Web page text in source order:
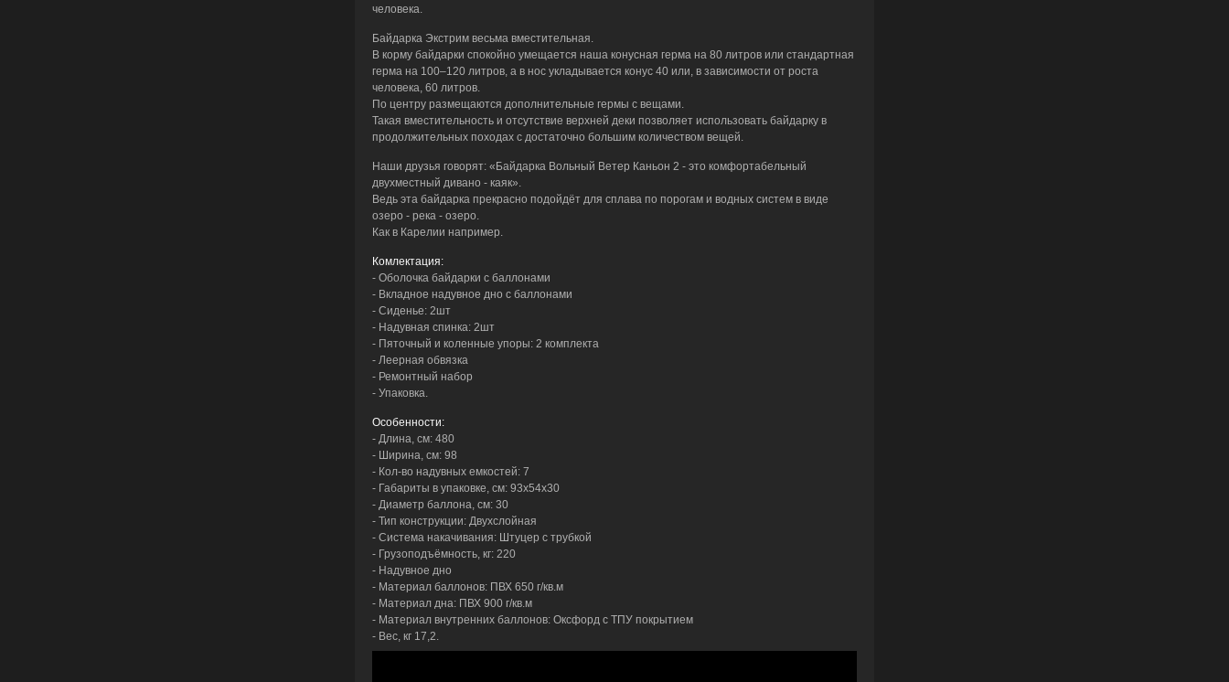
человека.
Байдарка Экстрим весьма вместительная.
В корму байдарки спокойно умещается наша конусная герма на 80 литров или стандартная
герма на 100–120 литров, а в нос укладывается конус 40 или, в зависимости от роста
человека, 60 литров.
По центру размещаются дополнительные гермы с вещами.
Такая вместительность и отсутствие верхней деки позволяет использовать байдарку в
продолжительных походах с достаточно большим количеством вещей.
Наши друзья говорят: «Байдарка Вольный Ветер Каньон 2 - это комфортабельный
двухместный дивано - каяк».
Ведь эта байдарка прекрасно подойдёт для сплава по порогам и водных систем в виде
озеро - река - озеро.
Как в Карелии например.
Комлектация:
- Оболочка байдарки с баллонами
- Вкладное надувное дно с баллонами
- Сиденье: 2шт
- Надувная спинка: 2шт
- Пяточный и коленные упоры: 2 комплекта
- Леерная обвязка
- Ремонтный набор
- Упаковка.
Особенности:
- Длина, см: 480
- Ширина, см: 98
- Кол-во надувных емкостей: 7
- Габариты в упаковке, см: 93х54х30
- Диаметр баллона, см: 30
- Тип конструкции: Двухслойная
- Система накачивания: Штуцер с трубкой
- Грузоподъёмность, кг: 220
- Надувное дно
- Материал баллонов: ПВХ 650 г/кв.м
- Материал дна: ПВХ 900 г/кв.м
- Материал внутренних баллонов: Оксфорд с ТПУ покрытием
- Вес, кг 17,2.